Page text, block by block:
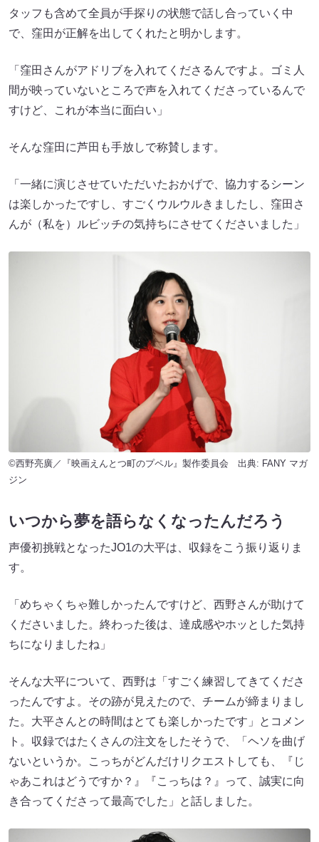
タッフも含めて全員が手探りの状態で話し合っていく中
で、窪田が正解を出してくれたと明かします。
「窪田さんがアドリブを入れてくださるんですよ。ゴミ人
間が映っていないところで声を入れてくださっているんで
すけど、これが本当に面白い」
そんな窪田に芦田も手放しで称賛します。
「一緒に演じさせていただいたおかげで、協力するシーン
は楽しかったですし、すごくウルウルきましたし、窪田さ
んが（私を）ルビッチの気持ちにさせてくださいました」
©西野亮廣／『映画えんとつ町のプペル』製作委員会 出典: FANY マガ
ジン
いつから夢を語らなくなったんだろう
声優初挑戦となったJO1の大平は、収録をこう振り返りま
す。
「めちゃくちゃ難しかったんですけど、西野さんが助けて
くださいました。終わった後は、達成感やホッとした気持
ちになりましたね」
そんな大平について、西野は「すごく練習してきてくださ
ったんですよ。その跡が見えたので、チームが締まりまし
た。大平さんとの時間はとても楽しかったです」とコメン
ト。収録ではたくさんの注文をしたそうで、「ヘソを曲げ
ないというか。こっちがどんだけリクエストしても、『じ
ゃあこれはどうですか？』『こっちは？』って、誠実に向
き合ってくださって最高でした」と話しました。